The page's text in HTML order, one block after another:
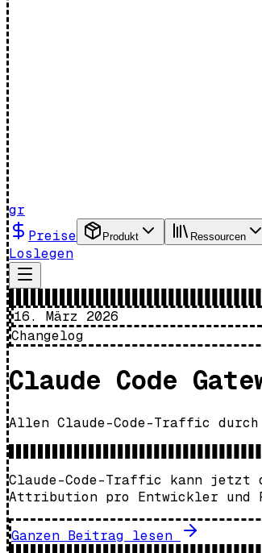
gr
Preise
Produkt Ressourcen
Loslegen
16. März 2026
Changelog
Claude Code
Allen Claude-Code-Traffic
Claude-Code-Traffic kann jetzt
Attribution pro Entwickler und
Ganzen Beitrag lesen